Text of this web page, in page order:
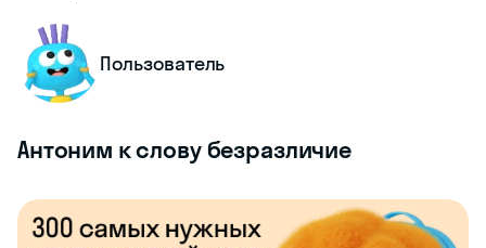
Пользователь
Антоним к слову безразличие